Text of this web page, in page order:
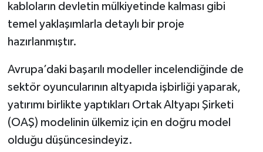
kabloların devletin mülkiyetinde kalması gibi
temel yaklaşımlarla detaylı bir proje
hazırlanmıştır.
Avrupa’daki başarılı modeller incelendiğinde de
sektör oyuncularının altyapıda işbirliği yaparak,
yatırımı birlikte yaptıkları Ortak Altyapı Şirketi
(OAŞ) modelinin ülkemiz için en doğru model
olduğu düşüncesindeyiz.